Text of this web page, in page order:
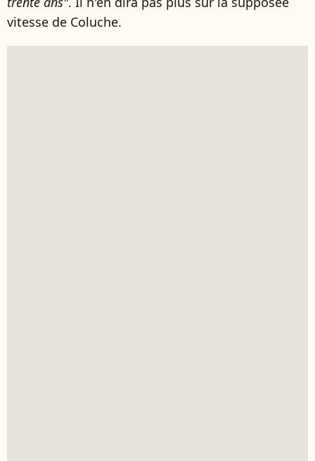
vitesse de Coluche.